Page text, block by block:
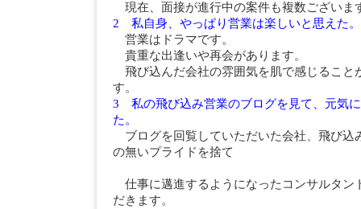
現在、面接が進行中の案件も複数ございま
2 私自身、やっぱり営業は楽しいと思えた。
営業はドラマです。
貴重な出逢いや再会があります。
飛び込んだ会社の雰囲気を肌で感じること
す。
3 私の飛び込み営業のブログを見て、元気
た。
ブログを回覧していただいた会社、飛び込
の無いプライドを捨て
仕事に邁進するようになったコンサルタン
だきます。